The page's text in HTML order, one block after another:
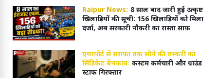
Raipur News: 8 साल बाद जारी हुई उत्कृष्ट
खिलाड़ियों की सूची: 156 खिलाड़ियों को मिला
दर्जा, अब सरकारी नौकरी का रास्ता साफ
एयरपोर्ट से सराफा तक सोने की तस्करी का
सिंडिकेट बेनकाब: कस्टम कर्मचारी और ग्राउंड
स्टाफ गिरफ्तार